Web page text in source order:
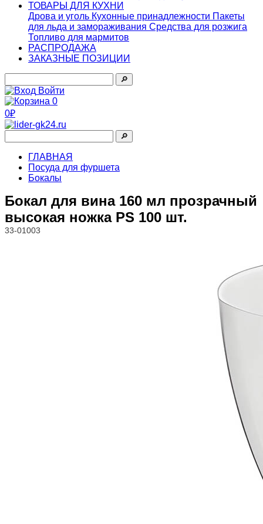
ТОВАРЫ ДЛЯ КУХНИ
Дрова и уголь Кухонные принадлежности Пакеты
для льда и замораживания Средства для розжига
Топливо для мармитов
РАСПРОДАЖА
ЗАКАЗНЫЕ ПОЗИЦИИ
🔎︎
Войти
0
0₽
🔎︎
ГЛАВНАЯ
Посуда для фуршета
Бокалы
Бокал для вина 160 мл прозрачный
высокая ножка PS 100 шт.
33-01003